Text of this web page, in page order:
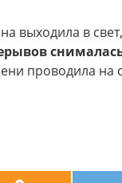
выходила в
проводила на